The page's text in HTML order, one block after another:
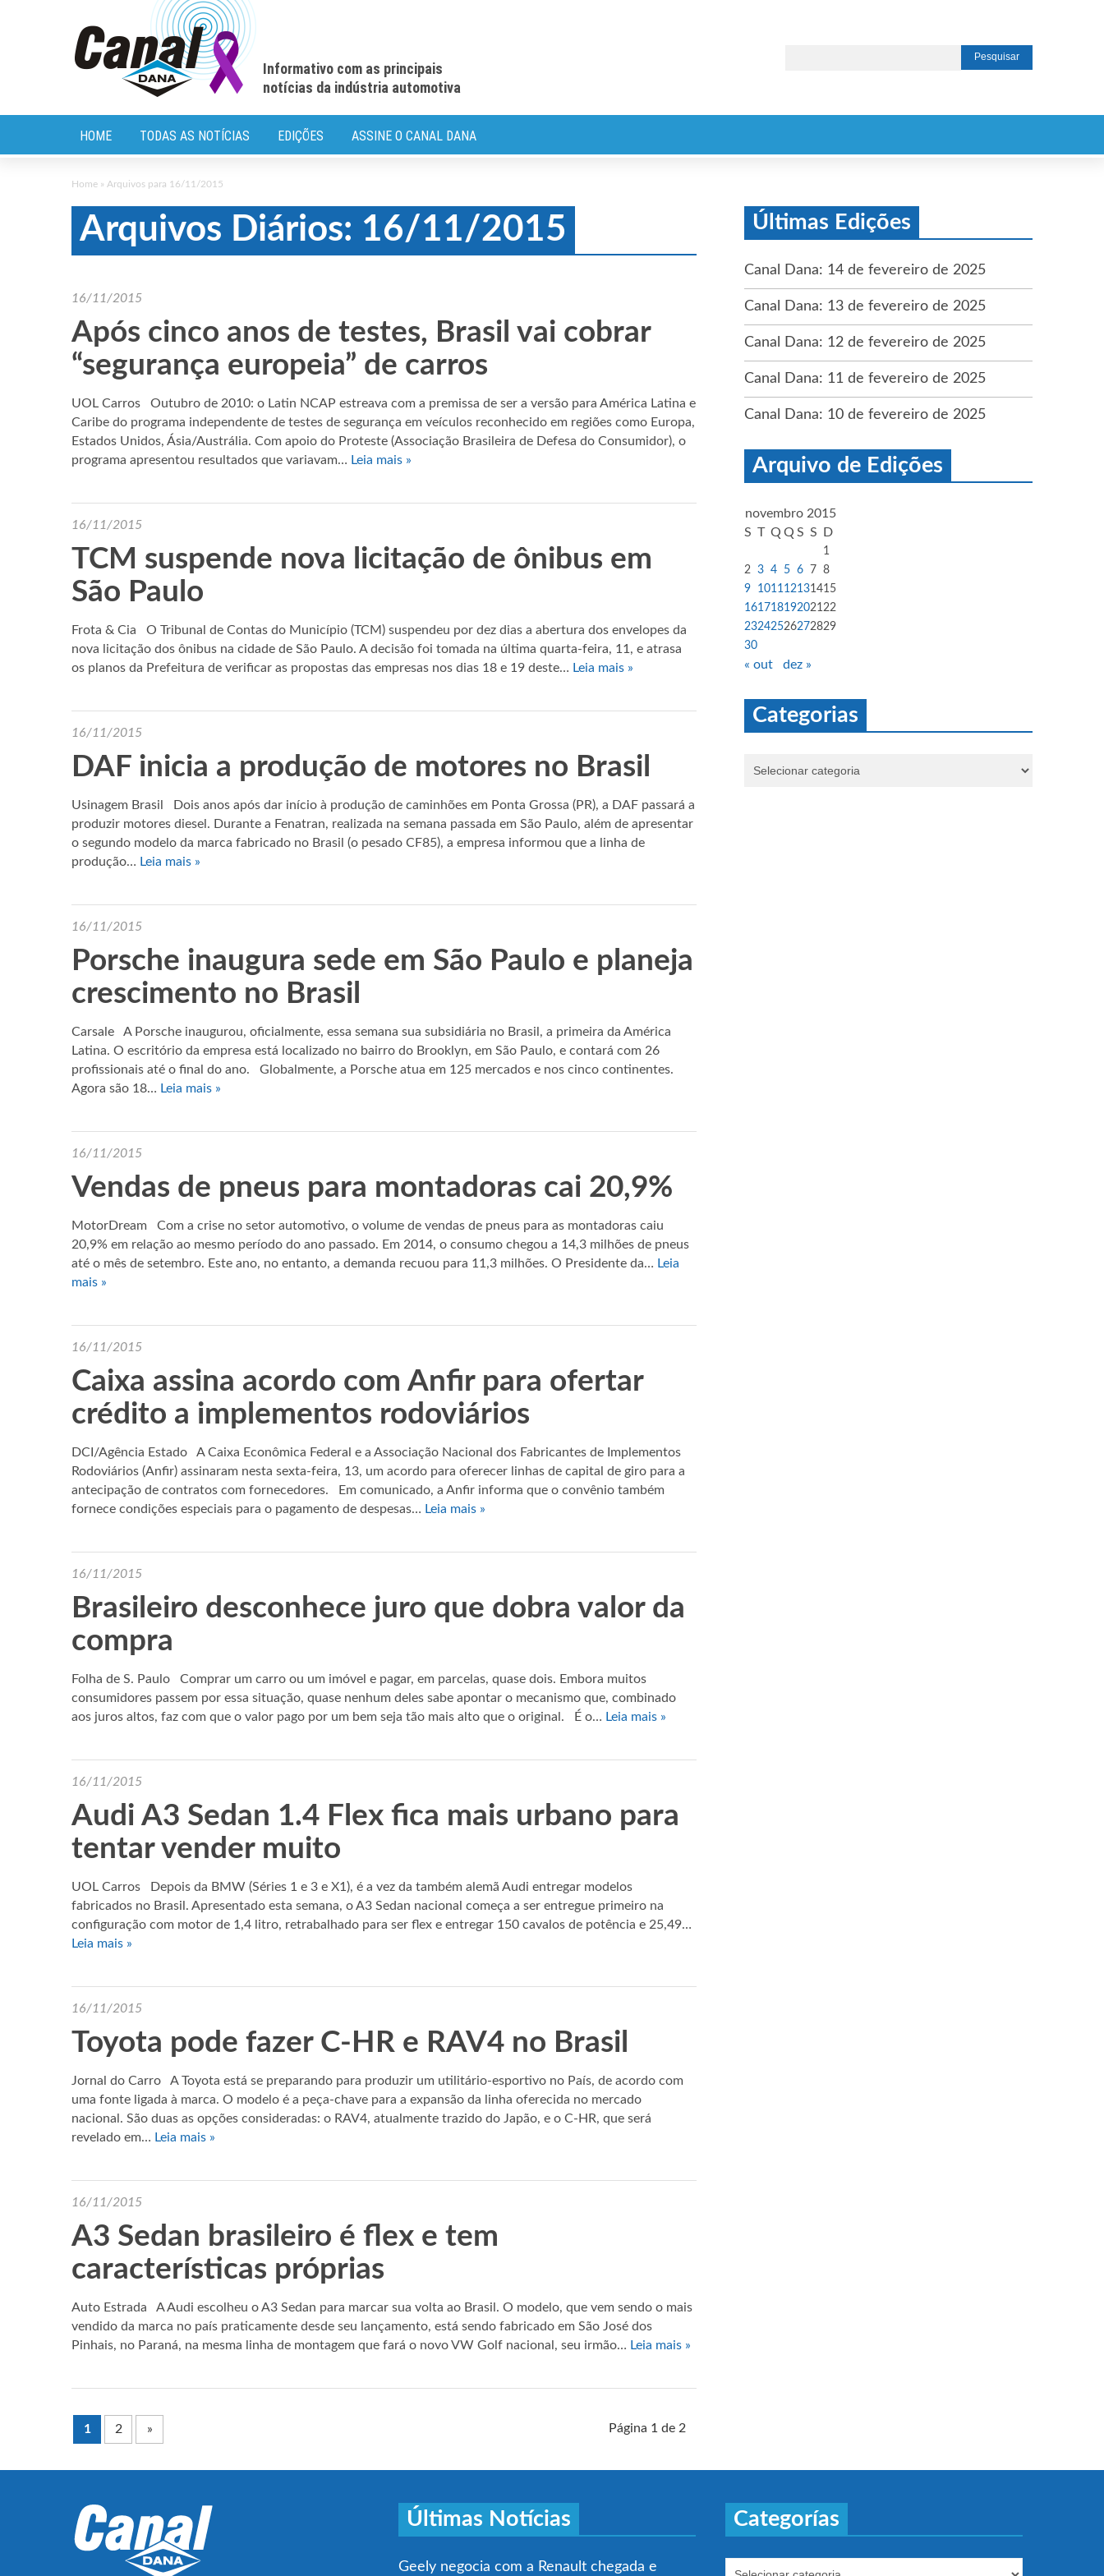
Informativo com as principais
notícias da indústria automotiva
HOME TODAS AS NOTÍCIAS EDIÇÕES ASSINE O CANAL DANA
Home » Arquivos para 16/11/2015
Arquivos Diários: 16/11/2015
16/11/2015
Após cinco anos de testes, Brasil vai cobrar
“segurança europeia” de carros
UOL Carros Outubro de 2010: o Latin NCAP estreava com a premissa de ser a versão para América Latina e
Caribe do programa independente de testes de segurança em veículos reconhecido em regiões como Europa,
Estados Unidos, Ásia/Austrália. Com apoio do Proteste (Associação Brasileira de Defesa do Consumidor), o
programa apresentou resultados que variavam… Leia mais »
16/11/2015
TCM suspende nova licitação de ônibus em
São Paulo
Frota & Cia O Tribunal de Contas do Município (TCM) suspendeu por dez dias a abertura dos envelopes da
nova licitação dos ônibus na cidade de São Paulo. A decisão foi tomada na última quarta-feira, 11, e atrasa
os planos da Prefeitura de verificar as propostas das empresas nos dias 18 e 19 deste… Leia mais »
16/11/2015
DAF inicia a produção de motores no Brasil
Usinagem Brasil Dois anos após dar início à produção de caminhões em Ponta Grossa (PR), a DAF passará a
produzir motores diesel. Durante a Fenatran, realizada na semana passada em São Paulo, além de apresentar
o segundo modelo da marca fabricado no Brasil (o pesado CF85), a empresa informou que a linha de
produção… Leia mais »
16/11/2015
Porsche inaugura sede em São Paulo e planeja
crescimento no Brasil
Carsale A Porsche inaugurou, oficialmente, essa semana sua subsidiária no Brasil, a primeira da América
Latina. O escritório da empresa está localizado no bairro do Brooklyn, em São Paulo, e contará com 26
profissionais até o final do ano. Globalmente, a Porsche atua em 125 mercados e nos cinco continentes.
Agora são 18… Leia mais »
16/11/2015
Vendas de pneus para montadoras cai 20,9%
MotorDream Com a crise no setor automotivo, o volume de vendas de pneus para as montadoras caiu
20,9% em relação ao mesmo período do ano passado. Em 2014, o consumo chegou a 14,3 milhões de pneus
até o mês de setembro. Este ano, no entanto, a demanda recuou para 11,3 milhões. O Presidente da… Leia
mais »
16/11/2015
Caixa assina acordo com Anfir para ofertar
crédito a implementos rodoviários
DCI/Agência Estado A Caixa Econômica Federal e a Associação Nacional dos Fabricantes de Implementos
Rodoviários (Anfir) assinaram nesta sexta-feira, 13, um acordo para oferecer linhas de capital de giro para a
antecipação de contratos com fornecedores. Em comunicado, a Anfir informa que o convênio também
fornece condições especiais para o pagamento de despesas… Leia mais »
16/11/2015
Brasileiro desconhece juro que dobra valor da
compra
Folha de S. Paulo Comprar um carro ou um imóvel e pagar, em parcelas, quase dois. Embora muitos
consumidores passem por essa situação, quase nenhum deles sabe apontar o mecanismo que, combinado
aos juros altos, faz com que o valor pago por um bem seja tão mais alto que o original. É o… Leia mais »
16/11/2015
Audi A3 Sedan 1.4 Flex fica mais urbano para
tentar vender muito
UOL Carros Depois da BMW (Séries 1 e 3 e X1), é a vez da também alemã Audi entregar modelos
fabricados no Brasil. Apresentado esta semana, o A3 Sedan nacional começa a ser entregue primeiro na
configuração com motor de 1,4 litro, retrabalhado para ser flex e entregar 150 cavalos de potência e 25,49…
Leia mais »
16/11/2015
Toyota pode fazer C-HR e RAV4 no Brasil
Jornal do Carro A Toyota está se preparando para produzir um utilitário-esportivo no País, de acordo com
uma fonte ligada à marca. O modelo é a peça-chave para a expansão da linha oferecida no mercado
nacional. São duas as opções consideradas: o RAV4, atualmente trazido do Japão, e o C-HR, que será
revelado em… Leia mais »
16/11/2015
A3 Sedan brasileiro é flex e tem
características próprias
Auto Estrada A Audi escolheu o A3 Sedan para marcar sua volta ao Brasil. O modelo, que vem sendo o mais
vendido da marca no país praticamente desde seu lançamento, está sendo fabricado em São José dos
Pinhais, no Paraná, na mesma linha de montagem que fará o novo VW Golf nacional, seu irmão… Leia mais »
Página 1 de 2
1 2 »
Últimas Edições
Canal Dana: 14 de fevereiro de 2025
Canal Dana: 13 de fevereiro de 2025
Canal Dana: 12 de fevereiro de 2025
Canal Dana: 11 de fevereiro de 2025
Canal Dana: 10 de fevereiro de 2025
Arquivo de Edições
novembro 2015
S T Q Q S S D
1
2 3 4 5 6 7
8
9
101112131415
16171819202122
23242526272829
30
« out dez »
Categorias
Últimas Notícias
Geely negocia com a Renault chegada e
Categorías